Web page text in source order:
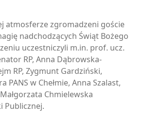
atmosferze zgromadzeni goście
nadchodzących Świąt Bożego
uczestniczyli m.in. prof. ucz.
RP, Anna Dąbrowska-
RP, Zygmunt Gardziński,
PANS w Chełmie, Anna Szalast,
Chmielewska
Publicznej.